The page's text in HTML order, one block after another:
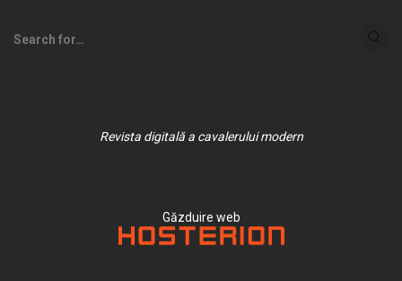
Revista digitală a cavalerului modern
Găzduire web